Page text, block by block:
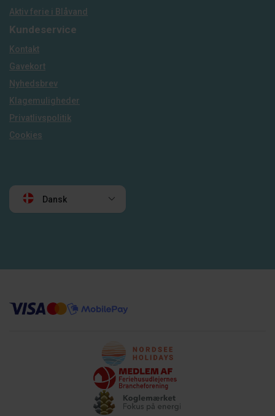
Aktiv ferie i Blåvand
Kundeservice
Kontakt
Gavekort
Nyhedsbrev
Klagemuligheder
Privatlivspolitik
Cookies
Dansk